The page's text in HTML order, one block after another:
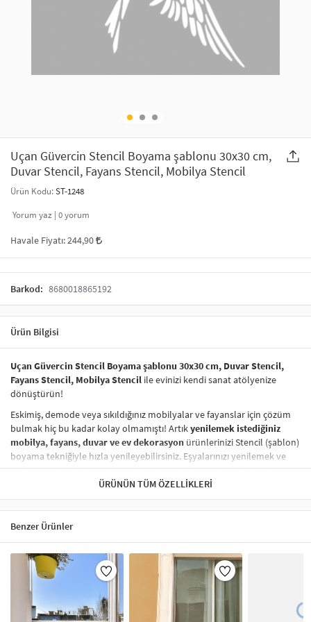
GELİN / DÜĞÜN AKSESUARLARI
ŞAL VE FULAR
ODA KOKUSU VE MUM
Uçan Güvercin Stencil Boyama şablonu 30x30 cm,
Duvar Stencil, Fayans Stencil, Mobilya Stencil
Ürün Kodu:ST-1248
Yorum yaz | 0yorum
Havale Fiyatı:244,90
Barkod: 8680018865192
Ürün Bilgisi
Uçan Güvercin Stencil Boyama şablonu 30x30 cm, Duvar Stencil,
Fayans Stencil, Mobilya Stencil ile evinizi kendi sanat atölyenize
dönüştürün!
Eskimiş, demode veya sıkıldığınız mobilyalar ve fayanslar için çözüm
bulmak hiç bu kadar kolay olmamıştı! Artıkyenilemek istediğiniz
mobilya, fayans, duvar ve ev dekorasyon ürünlerinizi Stencil (şablon)
boyama tekniğiyle hızla yenileyebilirsiniz. Eşyalarınızı yenilemek ve
onlaramodern bir hava katmakhiç de pahalı ve zahmetli olmak
zorunda değil! Stencil şablonları, dilediğiniz her yüzeye pratik bir
şekildedesen uygulamanızısağlar ve mobilyalarınızın, duvarlarınızın,
kumaşlarınızın görünümünü anında değiştirebilir.
Çocuğunuzun dolabına, mutfak fayanslarına,
kumaşlara bile bant yardımıyla sabitleyip, istediğiniz renklerle
boyama yapabilirsiniz. Evinizi,
kişisel zevkinizle özelleştirebilir
boyama seti ile yaratıcı projeler gerçekleştirebilirsiniz.El işi ve ev
dekorasyonu
sevenler için stencil, kolayca uygulanabilecek eğlenceli
ve etkili bir aktivitedir.
ÜRÜNÜN TÜM ÖZELLIKLERI
Benzer Ürünler